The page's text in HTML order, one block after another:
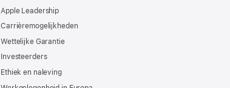
Apple Leadership
Carrièremogelijkheden
Wettelijke Garantie
Investeerders
Ethiek en naleving